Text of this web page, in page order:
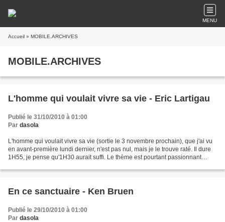
MENU
Accueil » MOBILE.ARCHIVES
MOBILE.ARCHIVES
L'homme qui voulait vivre sa vie - Eric Lartigau
Publié le 31/10/2010 à 01:00
Par dasola
L'homme qui voulait vivre sa vie (sortie le 3 novembre prochain), que j'ai vu
en avant-première lundi dernier, n'est pas nul, mais je le trouve raté. Il dure
1H55, je pense qu'1H30 aurait suffi. Le thème est pourtant passionnant
En ce sanctuaire - Ken Bruen
Publié le 29/10/2010 à 01:00
Par dasola